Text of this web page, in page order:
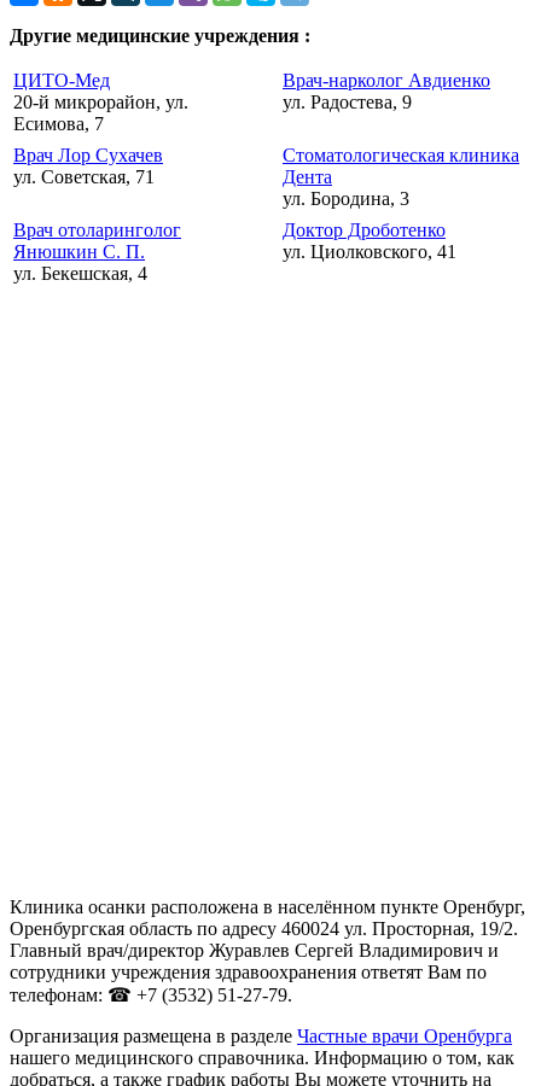
Другие медицинские учреждения :
ЦИТО-Мед
20-й микрорайон, ул.
Есимова, 7
Врач-нарколог Авдиенко
ул. Радостева, 9
Врач Лор Сухачев
ул. Советская, 71
Стоматологическая клиника
Дента
ул. Бородина, 3
Врач отоларинголог
Янюшкин С. П.
ул. Бекешская, 4
Доктор Дроботенко
ул. Циолковского, 41
Клиника осанки расположена в населённом пункте Оренбург,
Оренбургская область по адресу 460024 ул. Просторная, 19/2.
Главный врач/директор Журавлев Сергей Владимирович и
сотрудники учреждения здравоохранения ответят Вам по
телефонам: ☎ +7 (3532) 51-27-79.
Организация размещена в разделе Частные врачи Оренбурга
нашего медицинского справочника. Информацию о том, как
добраться, а также график работы Вы можете уточнить на